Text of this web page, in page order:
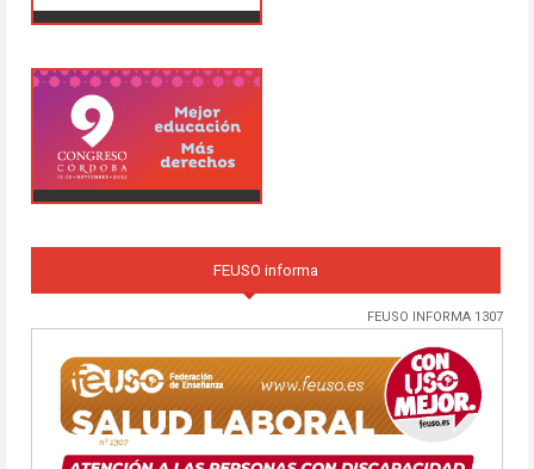
FEUSO informa
FEUSO INFORMA 1307